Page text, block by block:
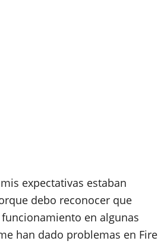
expectativas estaban
debo reconocer que
en algunas
han dado problemas en Fire